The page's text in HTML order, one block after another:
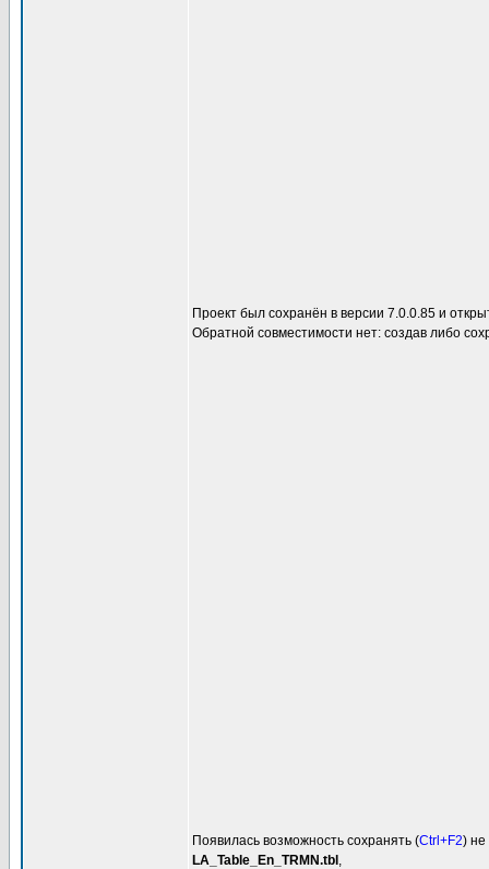
Проект был сохранён в версии 7.0.0.85 и
Обратной совместимости нет: создав либо
Появилась возможность сохранять (Ctrl+F2) не
LA_Table_En_TRMN.tbl ,